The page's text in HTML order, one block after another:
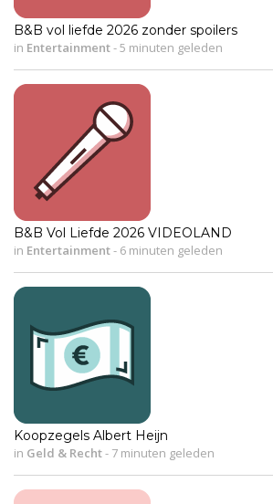
B&B vol liefde 2026 zonder spoilers
in Entertainment-5 minuten geleden
B&B Vol Liefde 2026 VIDEOLAND
in Entertainment- 6 minuten geleden
Koopzegels Albert Heijn
in Geld & Recht- 7 minuten geleden